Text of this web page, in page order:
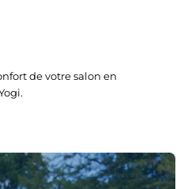
de votre salon en